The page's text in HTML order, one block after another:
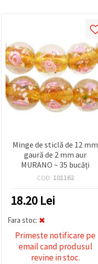
Minge de sticlă de 12 mm
gaură de 2 mm aur
MURANO ~ 35 bucăți
COD: 101162
18.20 Lei
Fara stoc:
Primeste notificare pe
email cand produsul
revine in stoc.